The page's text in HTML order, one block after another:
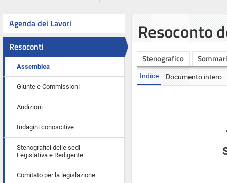
Agenda dei Lavori
Resoconti
Assemblea
Giunte e Commissioni
Audizioni
Indagini conoscitive
Stenografici delle sedi
Legislativa e Redigente
Comitato per la legislazione
Resoconto
Stenografico
Indice Documento intero